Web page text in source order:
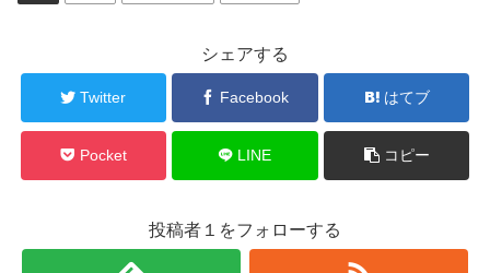
シェアする
Twitter Facebook はてブ
Pocket LINE コピー
投稿者１をフォローする